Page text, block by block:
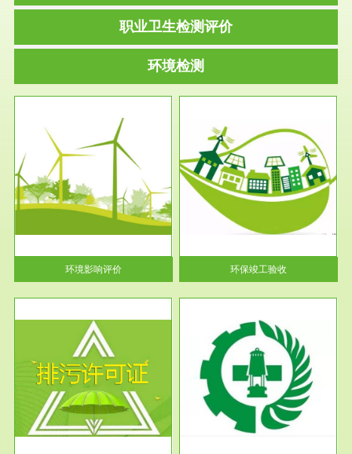
职业卫生检测评价
环境检测
环境影响评价
服务范围
环保竣工验收
根据《建设项目环境保护管理条
例》第十七条 编制环境影响报
告书、...
环保竣工验收
服务范围
应急预案
根据《中华人民共和国环境保护
法》第十九条 企业事业单位应